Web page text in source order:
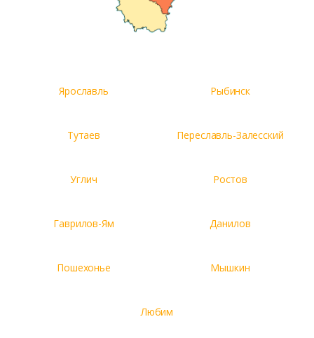
Ярославль Рыбинск
Тутаев Переславль-Залесский
Углич Ростов
Гаврилов-Ям Данилов
Пошехонье Мышкин
Любим